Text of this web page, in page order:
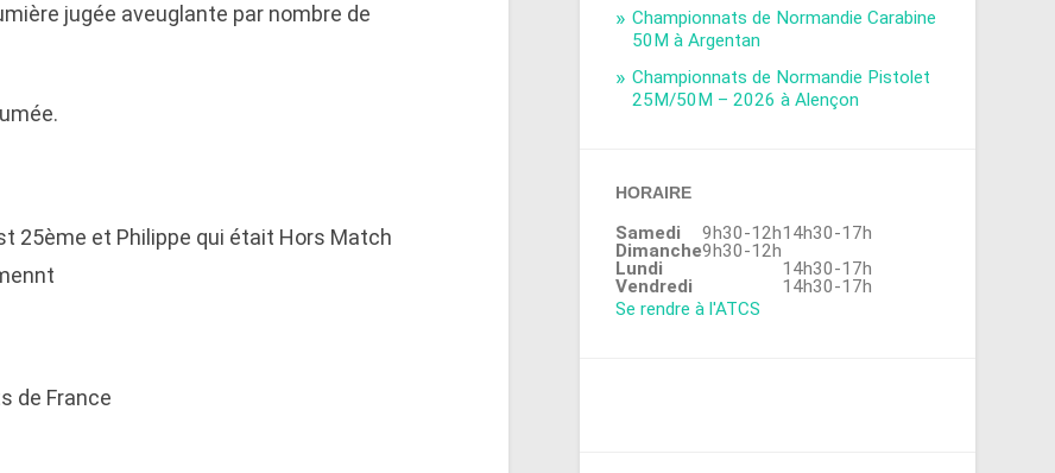
jugée aveuglante par nombre de
25ème et Philippe qui était Hors Match
de France
Championnats de Normandie Carabine
50M à Argentan
Championnats de Normandie Pistolet
25M/50M – 2026 à Alençon
HORAIRE
Samedi 9h30-12h14h30-17h
Dimanche9h30-12h
Lundi
14h30-17h
Vendredi
14h30-17h
Se rendre à l'ATCS